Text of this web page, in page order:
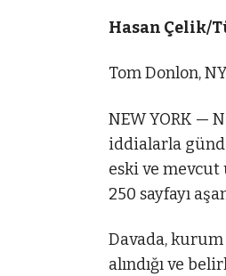
Hasan Çelik/
Tom Donlon,
NEW YORK —
iddialarla
eski ve mevcut
250 sayfayı
Davada,
alındığı ve